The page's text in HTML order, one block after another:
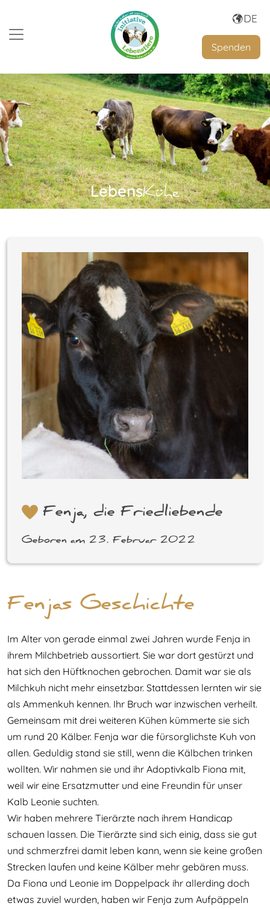
Spenden
LebensKühe
Fenja, die Friedliebende
Geboren am 23. Februar 2022
Fenjas Geschichte
Im Alter von gerade einmal zwei Jahren wurde Fenja in
ihrem Milchbetrieb aussortiert. Sie war dort gestürzt und
hat sich den Hüftknochen gebrochen. Damit war sie als
Milchkuh nicht mehr einsetzbar. Stattdessen lernten wir sie
als Ammenkuh kennen. Ihr Bruch war inzwischen verheilt.
Gemeinsam mit drei weiteren Kühen kümmerte sie sich
um rund 20 Kälber. Fenja war die fürsorglichste Kuh von
allen. Geduldig stand sie still, wenn die Kälbchen trinken
wollten. Wir nahmen sie und ihr Adoptivkalb Fiona mit,
weil wir eine Ersatzmutter und eine Freundin für unser
Kalb Leonie suchten.
Wir haben mehrere Tierärzte nach ihrem Handicap
schauen lassen. Die Tierärzte sind sich einig, dass sie gut
und schmerzfrei damit leben kann, wenn sie keine großen
Strecken laufen und keine Kälber mehr gebären muss.
Da Fiona und Leonie im Doppelpack ihr allerding doch
etwas zuviel wurden, haben wir Fenja zum Aufpäppeln